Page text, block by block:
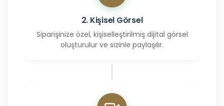
2. Kişisel Görsel
Siparişinize özel, kişiselleştirilmiş dijital görsel
oluşturulur ve sizinle paylaşılır.